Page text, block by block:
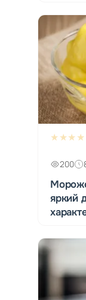
200
яркий